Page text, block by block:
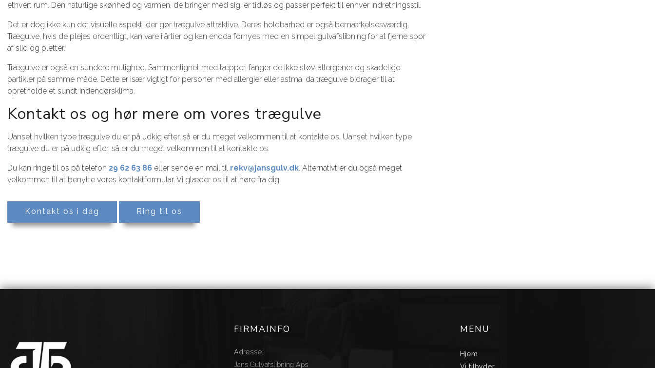
ethvert rum. Den naturlige skønhed og varmen, de bringer med sig, er tidløs og passer perfekt til enhver indretningsstil.
Det er dog ikke kun det visuelle aspekt, der gør trægulve attraktive. Deres holdbarhed er også bemærkelsesværdig.
Trægulve, hvis de plejes ordentligt, kan vare i årtier og kan endda fornyes med en simpel gulvafslibning for at fjerne spor
af slid og pletter.
Trægulve er også en sundere mulighed. Sammenlignet med tæpper, fanger de ikke støv, allergener og skadelige
partikler på samme måde. Dette er især vigtigt for personer med allergier eller astma, da trægulve bidrager til at
opretholde et sundt indendørsklima.
Kontakt os og hør mere om vores trægulve
Uanset hvilken type trægulve du er på udkig efter, så er du meget velkommen til at kontakte os. Uanset hvilken type
trægulve du er på udkig efter, så er du meget velkommen til at kontakte os.
Du kan ringe til os på telefon 29 62 63 86 eller sende en mail til rekv@jansgulv.dk. Alternativt er du også meget
velkommen til at benytte vores kontaktformular. Vi glæder os til at høre fra dig.
Kontakt os i dag Ring til os
FIRMAINFO
Adresse:
Jans Gulvafslibning Aps
MENU
Hjem
Vi tilbyder